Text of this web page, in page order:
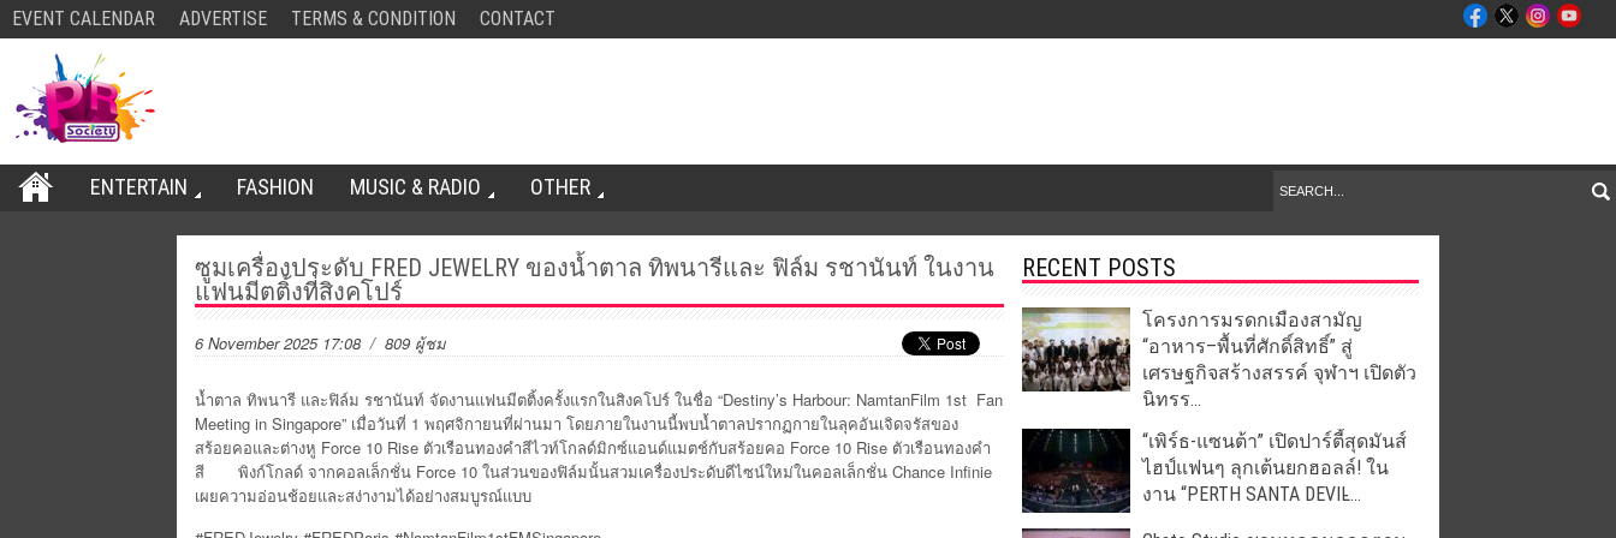
EVENT CALENDAR ADVERTISE TERMS & CONDITION CONTACT
ENTERTAIN FASHION MUSIC & RADIO OTHER
ซูมเครื่องประดับ FRED JEWELRY ของน้ำตาล ทิพนารีและ ฟิล์ม รชานันท์ ในงาน
แฟนมีตติ้งที่สิงคโปร์
6 November 2025 17:08 / 809 ผู้ชม
น้ำตาล ทิพนารี และฟิล์ม รชานันท์ จัดงานแฟนมีตติ้งครั้งแรกในสิงคโปร์ ในชื่อ “Destiny’s Harbour: NamtanFilm 1st Fan
Meeting in Singapore” เมื่อวันที่ 1 พฤศจิกายนที่ผ่านมา โดยภายในงานนี้พบน้ำตาลปรากฏกายในลุคอันเจิดจรัสของ
สร้อยคอและต่างหู Force 10 Rise ตัวเรือนทองคำสีไวท์โกลด์มิกซ์แอนด์แมตช์กับสร้อยคอ Force 10 Rise ตัวเรือนทองคำ
สี พิงก์โกลด์ จากคอลเล็กชั่น Force 10 ในส่วนของฟิล์มนั้นสวมเครื่องประดับดีไซน์ใหม่ในคอลเล็กชั่น Chance Infinie
เผยความอ่อนช้อยและสง่างามได้อย่างสมบูรณ์แบบ
RECENT POSTS
โครงการมรดกเมืองสามัญ
“อาหาร–พื้นที่ศักดิ์สิทธิ์” สู่
เศรษฐกิจสร้างสรรค์ จุฬาฯ เปิดตัว
นิทรร...
“เพิร์ธ-แซนต้า” เปิดปาร์ตี้สุดมันส์
ไฮป์แฟนๆ ลุกเต้นยกฮอลล์! ใน
งาน “PERTH SANTA DEVIL̵...